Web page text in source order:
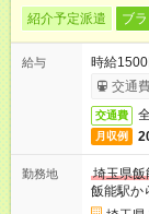
紹介予定派遣 ブ
給与
時給
交通
交通費
月収例
勤務地
埼玉県飯
飯能駅か